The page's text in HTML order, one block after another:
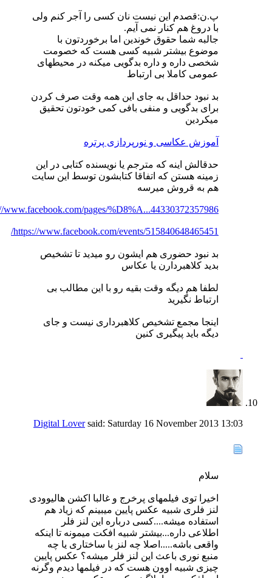
پ.ن:قصدم این نیست نان کسی را آجر کنم ولی
با دروغ هم کنار نمی آیم.
جالبه شما حقوق خوندین اما برخوردتون با
موضوع بیشتر شبیه کسی هست که خصومت
شخصی داره و داره بدگویی میکنه در محیطهای
عمومی کاملا بی ارتباط
بد نبود حداقل به جای این همه وقت صرف کردن
برای بدگویی و منفی بافی کمی خودتون تحقیق
میکردین
آموزش عکاسی و نورپردازی پرتره
حدقالش اینه که مترجم یا نویسنده کتابی در این
زمینه هستن که اتفاقا کتابشون توسط این سایت
هم به قروش میرسه
www.facebook.com/pages/%D8%A...44330372357986
https://www.facebook.com/events/515840648465451/
بد نبود حضوری هم ایشون رو میدید تا تشخیص
بدید کلاهبردارن یا عکاس
لطفا هم دیگه وقت بقیه رو با این مطالب بی
ارتباط نگیرید
اینجا مجمع تشخیص کلاهبرداری نیست و جای
دیگه باید پیگیری کنین
Digital Loversaid: Saturday 16 November 2013 13:03
سلام
اخیرا توی فیلمهای پرخرج و غالبا اکشن هالیوودی
لنز فلری شبیه عکس پایین میبینم که زیاد هم
استفاده میشه....کسی درباره این لنز فلر
اطلاعی داره...بیشتر شبیه افکت میمونه تا اینکه
واقعی باشه.....اصلا چه لنز با ساختاری یا چه
منبع نوری باعث این لنز فلر میشه؟ عکس پایین
چیزی شبیه اوون هست که در فیلمها دیدم وگرنه